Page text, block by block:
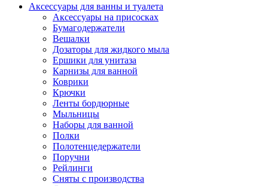
Аксессуары для ванны и туалета
Аксессуары на присосках
Бумагодержатели
Вешалки
Дозаторы для жидкого мыла
Ершики для унитаза
Карнизы для ванной
Коврики
Крючки
Ленты бордюрные
Мыльницы
Наборы для ванной
Полки
Полотенцедержатели
Поручни
Рейлинги
Сняты с производства